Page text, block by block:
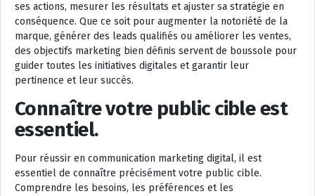
ses actions, mesurer les résultats et ajuster sa stratégie en
conséquence. Que ce soit pour augmenter la notoriété de la
marque, générer des leads qualifiés ou améliorer les ventes,
des objectifs marketing bien définis servent de boussole pour
guider toutes les initiatives digitales et garantir leur
pertinence et leur succès.
Connaître votre public cible est
essentiel.
Pour réussir en communication marketing digital, il est
essentiel de connaître précisément votre public cible.
Comprendre les besoins, les préférences et les